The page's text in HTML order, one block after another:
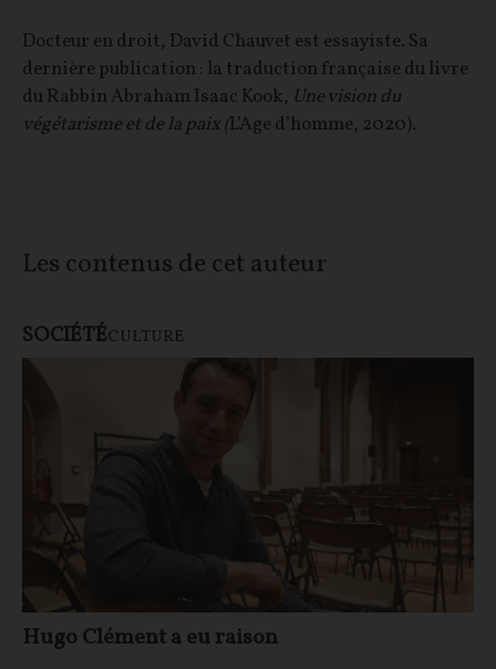
Docteur en droit, David Chauvet est essayiste. Sa
dernière publication : la traduction française du livre
du Rabbin Abraham Isaac Kook, Une vision du
végétarisme et de la paix (L’Age d’homme, 2020).
Les contenus de cet auteur
SOCIÉTÉCULTURE
Hugo Clément a eu raison